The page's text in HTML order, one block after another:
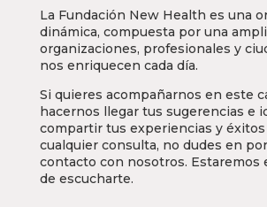
La Fundación New Health es una
dinámica, compuesta por una
organizaciones, profesionales y
nos enriquecen cada día.
Si quieres acompañarnos en este
hacernos llegar tus sugerencias e
compartir tus experiencias y éxitos
cualquier consulta, no dudes en
contacto con nosotros. Estaremos
de escucharte.